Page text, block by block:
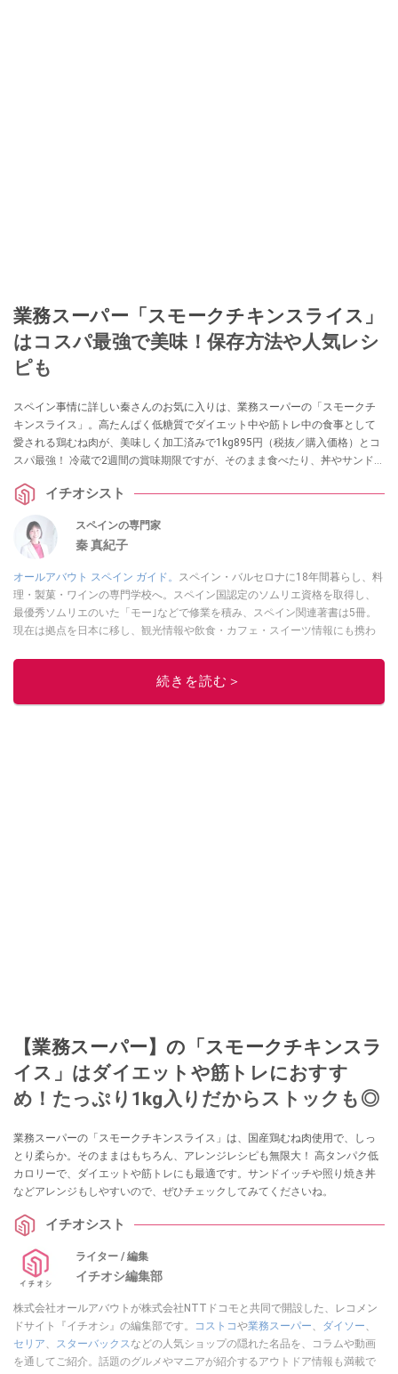
業務スーパー「スモークチキンスライス」
はコスパ最強で美味！保存方法や人気レシ
ピも
スペイン事情に詳しい秦さんのお気に入りは、業務スーパーの「スモークチ
キンスライス」。高たんぱく低糖質でダイエット中や筋トレ中の食事として
愛される鶏むね肉が、美味しく加工済みで1kg895円（税抜／購入価格）とコ
スパ最強！ 冷蔵で2週間の賞味期限ですが、そのまま食べたり、丼やサンドイ
食べ飽きることなく活用できるのもおすすめしたいポイントなのだとか。
イチオシスト
スペインの専門家
秦 真紀子
オールアバウト スペイン ガイド。 スペイン・バルセロナに18年間暮らし、料
理・製菓・ワインの専門学校へ。スペイン国認定のソムリエ資格を取得し、
最優秀ソムリエのいた「モー｣などで修業を積み、スペイン関連著書は5冊。
現在は拠点を日本に移し、観光情報や飲食・カフェ・スイーツ情報にも携わ
ーツ販売チェーンのおすすめ商品情報も発信。
17州おいしい旅』（‎産業編集センター刊）ほか。
ガイドや、飲食関連の方の視察旅行のコーディネートやガイド、スペインの
続きを読む＞
【業務スーパー】の「スモークチキンスラ
イス」はダイエットや筋トレにおすす
め！たっぷり1kg入りだからストックも◎
業務スーパーの「スモークチキンスライス」は、国産鶏むね肉使用で、しっ
とり柔らか。そのままはもちろん、アレンジレシピも無限大！ 高タンパク低
カロリーで、ダイエットや筋トレにも最適です。サンドイッチや照り焼き丼
などアレンジもしやすいので、ぜひチェックしてみてくださいね。
イチオシスト
ライター / 編集
イチオシ編集部
株式会社オールアバウトが株式会社NTTドコモと共同で開設した、レコメン
ドサイト『イチオシ』の編集部です。
コストコや業務スーパー、 ダイソー、
セリア、 スターバックスなどの人気ショップの隠れた名品を、コラムや動画
を通してご紹介。話題のグルメやマニアが紹介するアウトドア情報も満載で